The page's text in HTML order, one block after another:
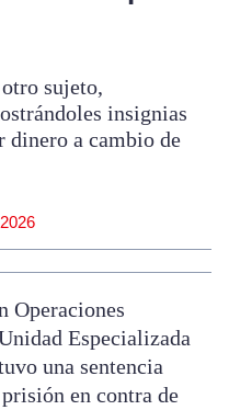
sujeto,
insignias
dinero a cambio de
Operaciones
Especializada
una sentencia
en contra de